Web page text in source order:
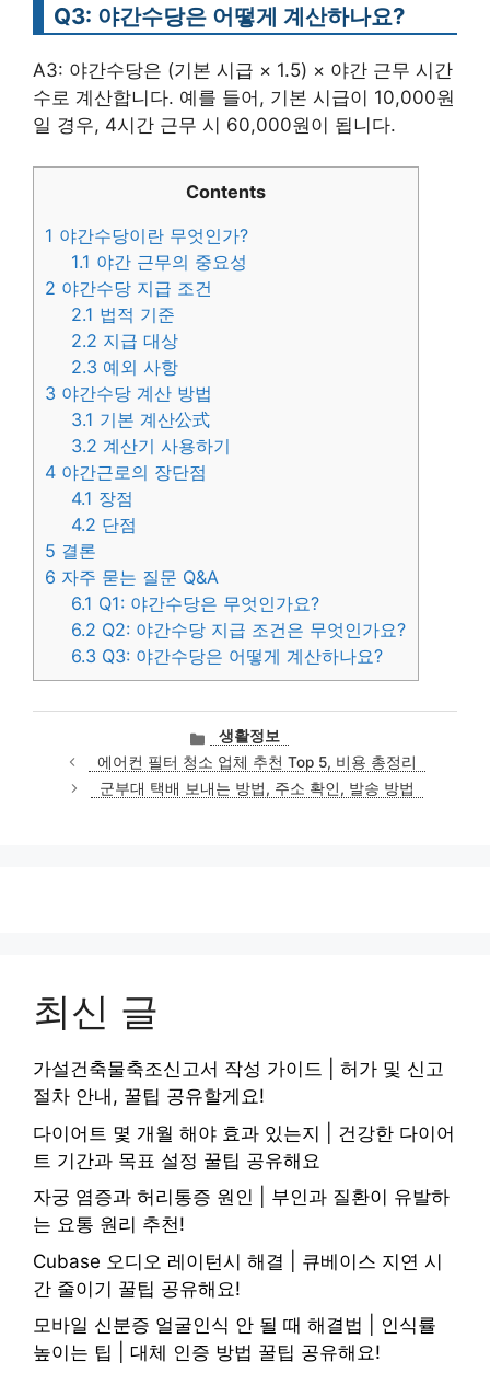
Q3: 야간수당은 어떻게 계산하나요?
A3: 야간수당은 (기본 시급 × 1.5) × 야간 근무 시간
수로 계산합니다. 예를 들어, 기본 시급이 10,000원
일 경우, 4시간 근무 시 60,000원이 됩니다.
Contents
1 야간수당이란 무엇인가?
1.1 야간 근무의 중요성
2 야간수당 지급 조건
2.1 법적 기준
2.2 지급 대상
2.3 예외 사항
3 야간수당 계산 방법
3.1 기본 계산公式
3.2 계산기 사용하기
4 야간근로의 장단점
4.1 장점
4.2 단점
5 결론
6 자주 묻는 질문 Q&A
6.1 Q1: 야간수당은 무엇인가요?
6.2 Q2: 야간수당 지급 조건은 무엇인가요?
6.3 Q3: 야간수당은 어떻게 계산하나요?
카
테
고
리
생활정보
에어컨 필터 청소 업체 추천 Top 5, 비용 총정리
군부대 택배 보내는 방법, 주소 확인, 발송 방법
최신 글
가설건축물축조신고서 작성 가이드 | 허가 및 신고
절차 안내, 꿀팁 공유할게요!
다이어트 몇 개월 해야 효과 있는지 | 건강한 다이어
트 기간과 목표 설정 꿀팁 공유해요
자궁 염증과 허리통증 원인 | 부인과 질환이 유발하
는 요통 원리 추천!
Cubase 오디오 레이턴시 해결 | 큐베이스 지연 시
간 줄이기 꿀팁 공유해요!
모바일 신분증 얼굴인식 안 될 때 해결법 | 인식률
높이는 팁 | 대체 인증 방법 꿀팁 공유해요!